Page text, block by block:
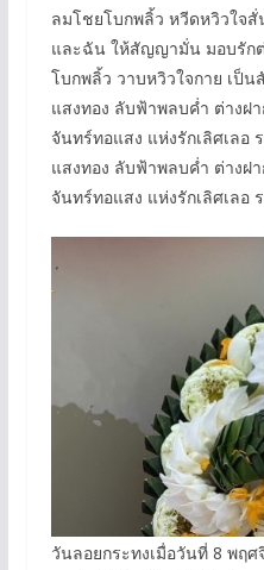
ลมโชยโบกพลิ้ว หวีดหวิวใจสั่
และฉัน ให้สัญญามั่น มอบรัก
โบกพลิ้ว วาบหวิวใจกาย เป็
แสงทอง ลับฟ้าพลบค่ำ ต่างฝ
จันทร์ทอแสง แห่งรักเลิศเลอ
แสงทอง ลับฟ้าพลบค่ำ ต่างฝ
จันทร์ทอแสง แห่งรักเลิศเลอ
วันลอยกระทงเมื่อวันที่ 8 พฤ